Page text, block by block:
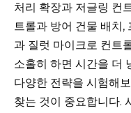
처리 확장과 저글링 컨
트롤과 방어 건물 배치,
과 질럿 마이크로 컨트
소홀히 하면 시간을 더
다양한 전략을 시험해
찾는 것이 중요합니다.